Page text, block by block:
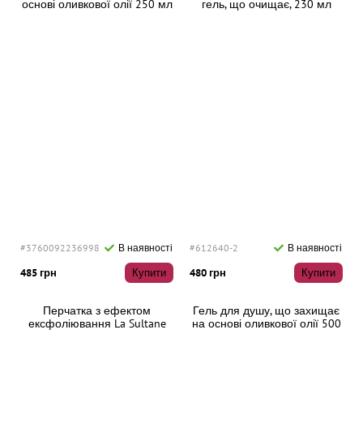
основі оливкової олії 250 мл гель, що очищає, 230 мл
#3760092236998 В наявності
485 грн Купити
Перчатка з ефектом
ексфоліювання La Sultane
#612640-2 В наявності
480 грн Купити
Гель для душу, що захищає
на основі оливкової олії 500